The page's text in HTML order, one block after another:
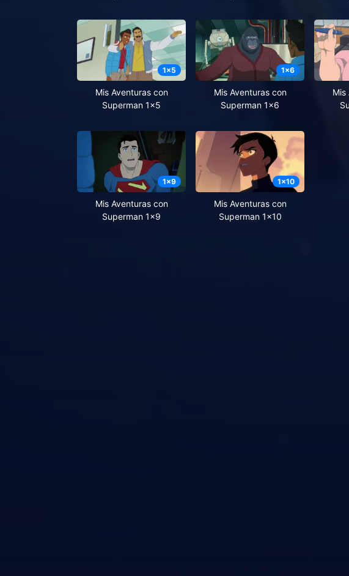
1x5
Mis Aventuras con
Superman 1x5
1x6
Mis Aventuras con
Superman 1x6
Mis
1x9
Mis Aventuras con
Superman 1x9
1x10
Mis Aventuras con
Superman 1x10